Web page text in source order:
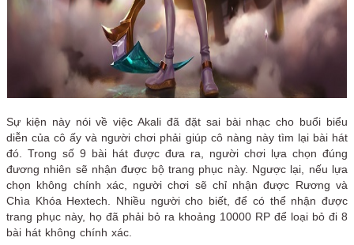
Sự kiện này nói về việc Akali đã đặt sai bài nhạc cho buổi biểu
diễn của cô ấy và người chơi phải giúp cô nàng này tìm lại bài hát
đó. Trong số 9 bài hát được đưa ra, người chơi lựa chọn đúng
đương nhiên sẽ nhận được bộ trang phục này. Ngược lại, nếu lựa
chọn không chính xác, người chơi sẽ chỉ nhận được Rương và
Chìa Khóa Hextech. Nhiều người cho biết, để có thể nhận được
trang phục này, họ đã phải bỏ ra khoảng 10000 RP để loại bỏ đi 8
bài hát không chính xác.